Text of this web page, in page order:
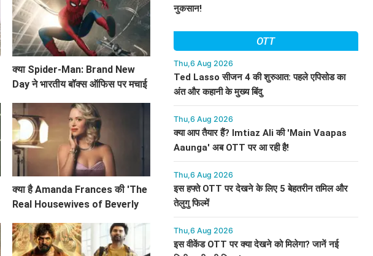
क्या Spider-Man: Brand New
Day ने भारतीय बॉक्स ऑफिस पर मचाई
क्या है Amanda Frances की 'The
Real Housewives of Beverly
नुकसान!
OTT
Thu,6 Aug 2026
Ted Lasso सीजन 4 की शुरुआत: पहले एपिसोड का
अंत और कहानी के मुख्य बिंदु
Thu,6 Aug 2026
क्या आप तैयार हैं? Imtiaz Ali की 'Main Vaapas
Aaunga' अब OTT पर आ रही है!
Thu,6 Aug 2026
इस हफ्ते OTT पर देखने के लिए 5 बेहतरीन तमिल और
तेलुगु फिल्में
Thu,6 Aug 2026
इस वीकेंड OTT पर क्या देखने को मिलेगा? जानें नई